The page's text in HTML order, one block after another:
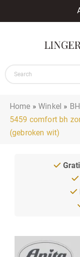
Home »Winkel »
5459 comfort bh
(gebroken wit)